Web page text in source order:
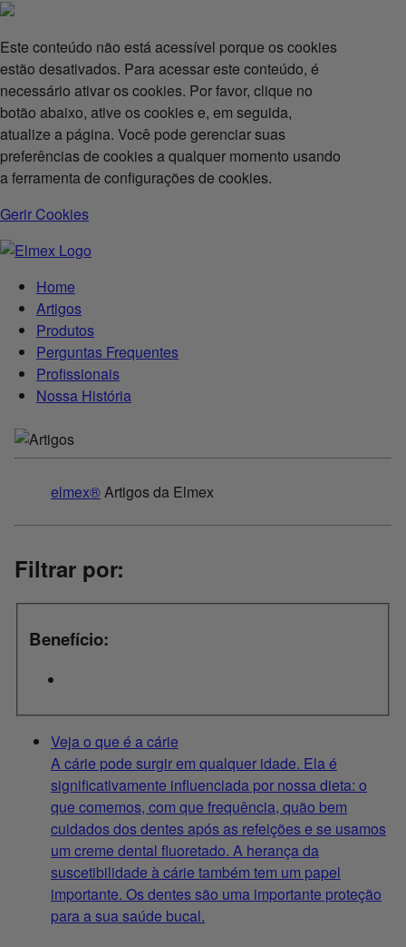
Este conteúdo não está acessível porque os cookies
estão desativados. Para acessar este conteúdo, é
necessário ativar os cookies. Por favor, clique no
botão abaixo, ative os cookies e, em seguida,
atualize a página. Você pode gerenciar suas
preferências de cookies a qualquer momento usando
a ferramenta de configurações de cookies.
Gerir Cookies
Home
Artigos
Produtos
Perguntas Frequentes
Profissionais
Nossa História
elmex®Artigos da Elmex
Filtrar por:
Benefício:
Veja o que é a cárie
A cárie pode surgir em qualquer idade. Ela é
significativamente influenciada por nossa dieta: o
que comemos, com que frequência, quão bem
cuidados dos dentes após as refeições e se usamos
um creme dental fluoretado. A herança da
suscetibilidade à cárie também tem um papel
importante. Os dentes são uma importante proteção
para a sua saúde bucal.